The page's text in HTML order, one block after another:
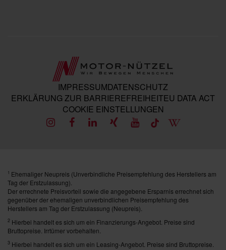
IMPRESSUMDATENSCHUTZ
ERKLÄRUNG ZUR BARRIEREFREIHEITEU DATA ACT
COOKIE EINSTELLUNGEN
1 Ehemaliger Neupreis (Unverbindliche Preisempfehlung des Herstellers am
Tag der Erstzulassung).
Der errechnete Preisvorteil sowie die angegebene Ersparnis errechnet sich
gegenüber der ehemaligen unverbindlichen Preisempfehlung des
Herstellers am Tag der Erstzulassung (Neupreis).
2 Hierbei handelt es sich um ein Finanzierungs-Angebot. Preise sind
Bruttopreise. Irrtümer vorbehalten.
3 Hierbei handelt es sich um ein Leasing-Angebot. Preise sind Bruttopreise.